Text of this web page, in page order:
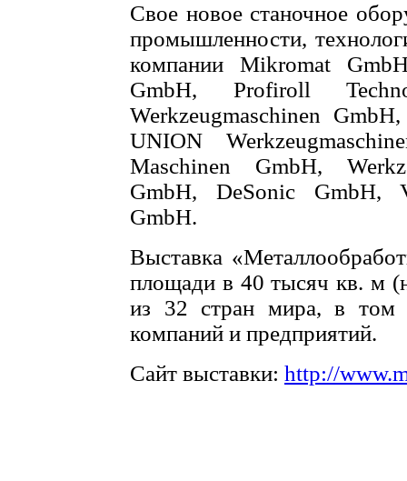
Свое новое станочное
промышленности,
компании Mikromat
GmbH, Profiroll
Werkzeugmaschinen
UNION
Maschinen GmbH,
GmbH, DeSonic GmbH,
GmbH.
Выставка
площади в 40 тысяч кв. м
из 32 стран мира, в том
компаний и предприятий.
Сайт выставки: http://